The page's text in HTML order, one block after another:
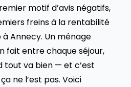
motif d’avis négatifs,
freins à la rentabilité
Annecy. Un ménage
fait entre chaque séjour,
tout va bien — et c’est
ne l’est pas. Voici